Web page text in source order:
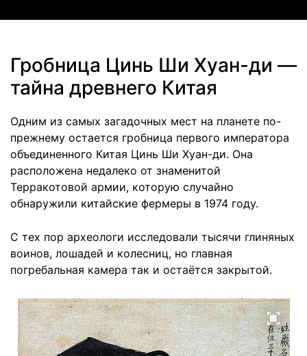
Гробница Цинь Ши Хуан-ди —
тайна древнего Китая
Одним из самых загадочных мест на планете по-
прежнему остается гробница первого императора
объединенного Китая Цинь Ши Хуан-ди. Она
расположена недалеко от знаменитой
Терракотовой армии, которую случайно
обнаружили китайские фермеры в 1974 году.
С тех пор археологи исследовали тысячи глиняных
воинов, лошадей и колесниц, но главная
погребальная камера так и остаётся закрытой.